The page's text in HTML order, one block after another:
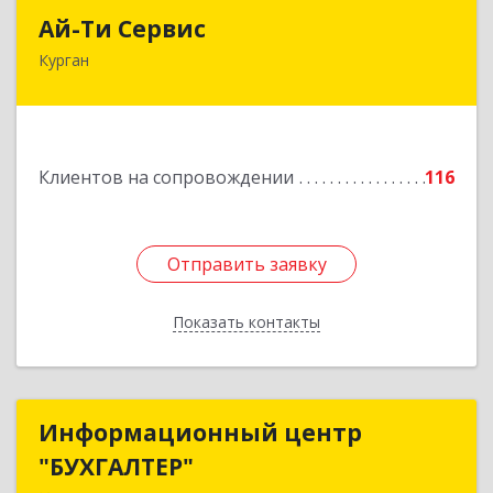
Ай-Ти Сервис
Курган
Клиентов на сопровождении 116
Отправить заявку
Показать контакты
Отправить заявку
Назад
Информационный центр
"БУХГАЛТЕР"
Информационный центр